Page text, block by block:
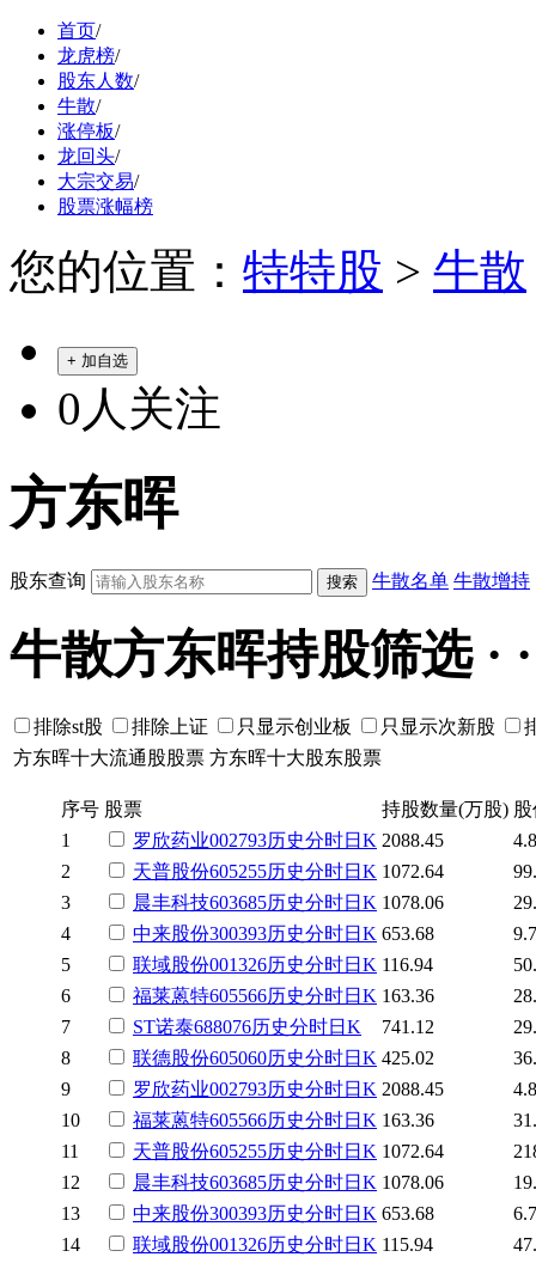
首页/
龙虎榜/
股东人数/
牛散/
涨停板/
龙回头/
大宗交易/
股票涨幅榜
您的位置： 特特股 > 牛散
+ 加自选
0 人关注
方东晖
股东查询 牛散名单 牛散增持
牛散方东晖持股筛选 · ·
排除st股 排除上证 只显示创业板 只显示次新股
方东晖十大流通股股票 方东晖十大股东股票
序号 股票 持股数量(万股)
1
罗欣药业002793历史分时日K 2088.45
2
天普股份605255历史分时日K 1072.64
3
晨丰科技603685历史分时日K 1078.06
4
中来股份300393历史分时日K 653.68
5
联域股份001326历史分时日K 116.94
6
福莱蒽特605566历史分时日K 163.36
7
ST诺泰688076历史分时日K 741.12
8
联德股份605060历史分时日K 425.02
9
罗欣药业002793历史分时日K 2088.45
10
福莱蒽特605566历史分时日K 163.36
11
天普股份605255历史分时日K 1072.64
12
晨丰科技603685历史分时日K 1078.06
13
中来股份300393历史分时日K 653.68
14
联域股份001326历史分时日K 115.94